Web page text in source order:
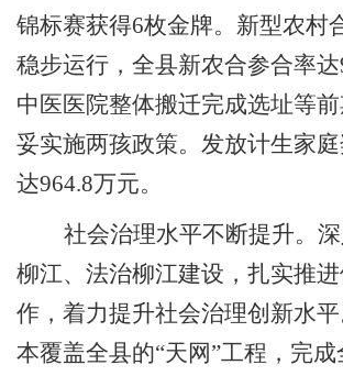
锦标赛获得6枚金牌。新型农村
稳步运行，全县新农合参合率达
中医医院整体搬迁完成选址等
妥实施两孩政策。发放计生家
达964.8万元。
社会治理水平不断提升。
柳江、法治柳江建设，扎实推
作，着力提升社会治理创新水
本覆盖全县的“天网”工程，完成